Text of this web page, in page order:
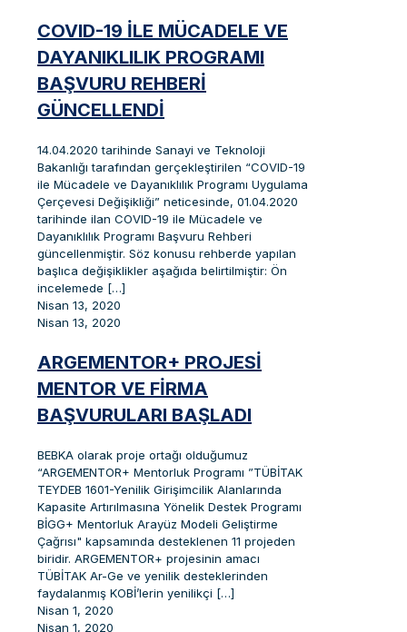
COVID-19 ILE MÜCADELE VE
DAYANIKLILIK PROGRAMI
BAŞVURU REHBERI
GÜNCELLENDI
14.04.2020 tarihinde Sanayi ve Teknoloji
Bakanlığı tarafından gerçekleştirilen “COVID-19
ile Mücadele ve Dayanıklılık Programı Uygulama
Çerçevesi Değişikliği” neticesinde, 01.04.2020
tarihinde ilan COVID-19 ile Mücadele ve
Dayanıklılık Programı Başvuru Rehberi
güncellenmiştir. Söz konusu rehberde yapılan
başlıca değişiklikler aşağıda belirtilmiştir: Ön
incelemede […]
Nisan 13, 2020
Nisan 13, 2020
ARGEMENTOR+ PROJESI
MENTOR VE FIRMA
BAŞVURULARI BAŞLADI
BEBKA olarak proje ortağı olduğumuz
“ARGEMENTOR+ Mentorluk Programı ”TÜBİTAK
TEYDEB 1601-Yenilik Girişimcilik Alanlarında
Kapasite Artırılmasına Yönelik Destek Programı
BİGG+ Mentorluk Arayüz Modeli Geliştirme
Çağrısı" kapsamında desteklenen 11 projeden
biridir. ARGEMENTOR+ projesinin amacı
TÜBİTAK Ar-Ge ve yenilik desteklerinden
faydalanmış KOBİ’lerin yenilikçi […]
Nisan 1, 2020
Nisan 1, 2020